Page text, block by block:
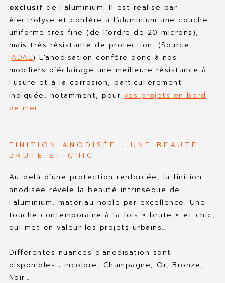
exclusifde l’aluminium. Il est réalisé par
électrolyse et confère à l’aluminium une couche
uniforme très fine (de l’ordre de 20 microns),
mais très résistante de protection. (Source
:ADAL) L’anodisation confère donc à nos
mobiliers d’éclairage une meilleure résistance à
l’usure et à la corrosion, particulièrement
indiquée, notamment, pour vos projets en bord
de mer.
FINITION ANODISÉE : UNE BEAUTÉ
BRUTE ET CHIC
Au-delà d’une protection renforcée, la finition
anodisée révèle la beauté intrinsèque de
l’aluminium, matériau noble par excellence. Une
touche contemporaine à la fois « brute » et chic,
qui met en valeur les projets urbains…
Différentes nuances d’anodisation sont
disponibles : incolore, Champagne, Or, Bronze,
Noir…